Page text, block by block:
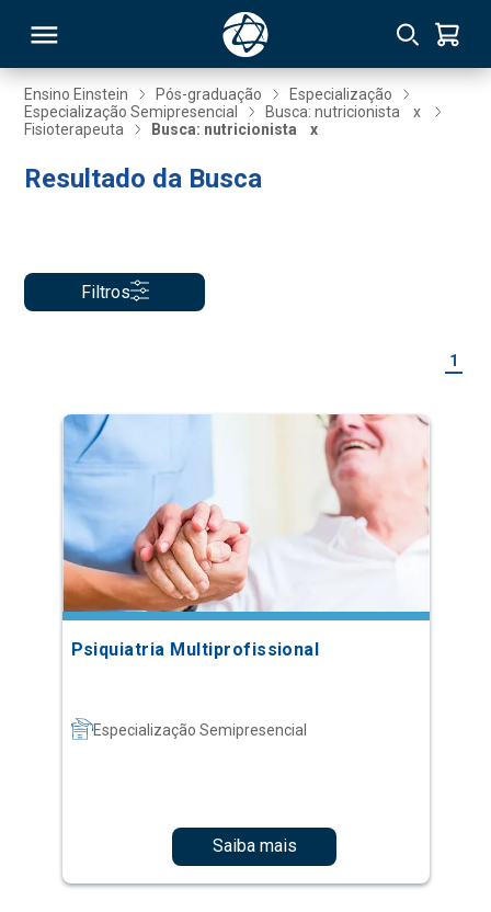
Ensino Einstein Pós-graduação
Especialização
Especialização Semipresencial
Busca: nutricionista
x
Fisioterapeuta
Busca: nutricionista x
Resultado da Busca
Filtros
1
Psiquiatria Multiprofissional
Especialização Semipresencial
Saiba mais